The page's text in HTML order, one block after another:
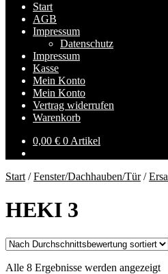
Start
AGB
Impressum
Datenschutz
Impressum
Kasse
Mein Konto
Mein Konto
Vertrag widerrufen
Warenkorb
0,00 € 0 Artikel
Start /Fenster/Dachhauben/Tür/
HEKI 3
Alle 8 Ergebnisse werden angezeigt